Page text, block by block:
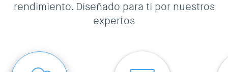
rendimiento. Diseñado para ti por nuestros
expertos